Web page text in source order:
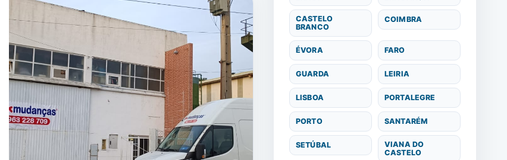
CASTELO
BRANCO
COIMBRA
ÉVORA FARO
GUARDA LEIRIA
LISBOA PORTALEGRE
PORTO SANTARÉM
SETÚBAL
VIANA DO
CASTELO